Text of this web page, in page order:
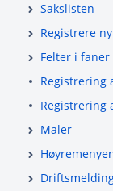
Sakslisten
Registrere
Felter i
Registrering
Registrering
Maler